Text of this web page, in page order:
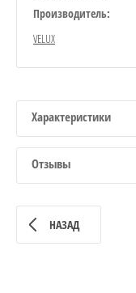
Производитель:
VELUX
Характеристики
Отзывы
НАЗАД